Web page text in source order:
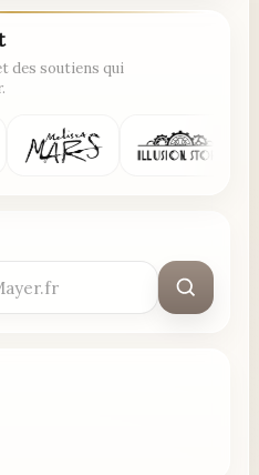
des soutiens qui